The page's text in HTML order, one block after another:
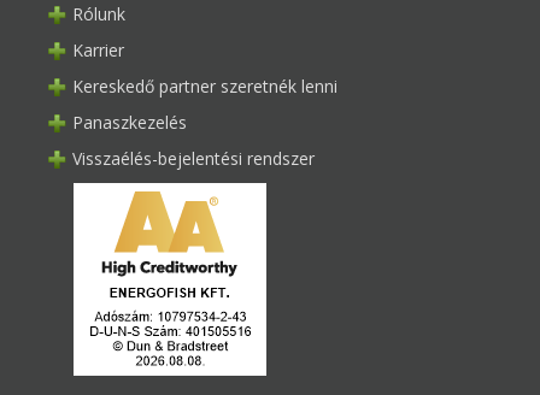
Rólunk
Karrier
Kereskedő partner szeretnék lenni
Panaszkezelés
Visszaélés-bejelentési rendszer